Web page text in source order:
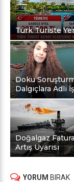
Türk Turiste
Doku
Dalgıçlara Adli
Doğalgaz
Artış Uyarısı
YORUM BIRAK